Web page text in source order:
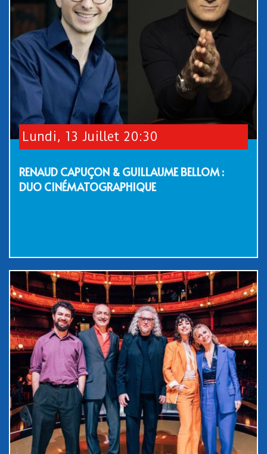
Lundi, 13 Juillet 20:30
RENAUD CAPUÇON & GUILLAUME BELLOM :
DUO CINÉMATOGRAPHIQUE